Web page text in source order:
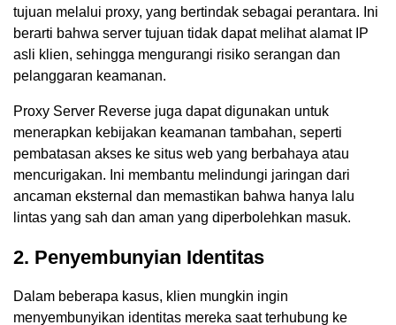
tujuan melalui proxy, yang bertindak sebagai perantara. Ini
berarti bahwa server tujuan tidak dapat melihat alamat IP
asli klien, sehingga mengurangi risiko serangan dan
pelanggaran keamanan.
Proxy Server Reverse juga dapat digunakan untuk
menerapkan kebijakan keamanan tambahan, seperti
pembatasan akses ke situs web yang berbahaya atau
mencurigakan. Ini membantu melindungi jaringan dari
ancaman eksternal dan memastikan bahwa hanya lalu
lintas yang sah dan aman yang diperbolehkan masuk.
2. Penyembunyian Identitas
Dalam beberapa kasus, klien mungkin ingin
menyembunyikan identitas mereka saat terhubung ke